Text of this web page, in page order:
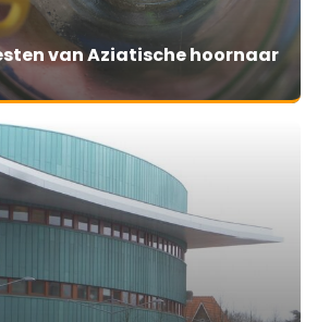
van Aziatische hoornaar